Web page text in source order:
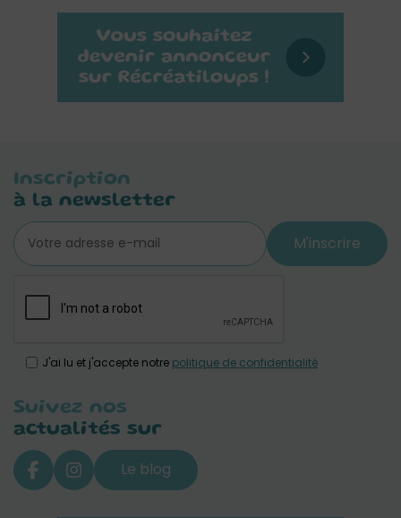
Inscription
à la newsletter
M'inscrire
J'ai lu et j'accepte notre politique de confidentialité
Suivez nos
actualités sur
Le blog